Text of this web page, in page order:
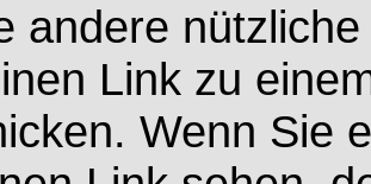
andere
Link zu
Wenn Sie